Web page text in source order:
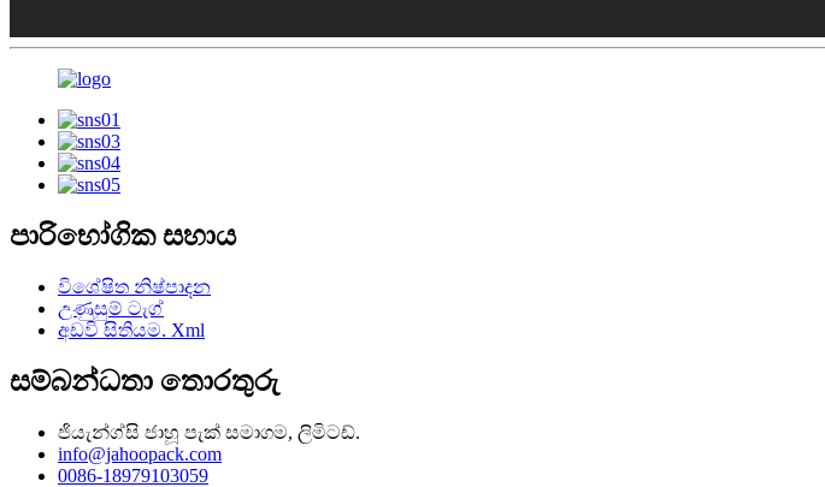
පාරිභෝගික සහාය
විශේෂිත නිෂ්පාදන
උණුසුම් ටැග්
අඩවි සිතියම. Xml
සම්බන්ධතා තොරතුරු
ජියැන්ග්සි ජාහූ පැක් සමාගම, ලිමිටඩ්.
info@jahoopack.com
0086-18979103059